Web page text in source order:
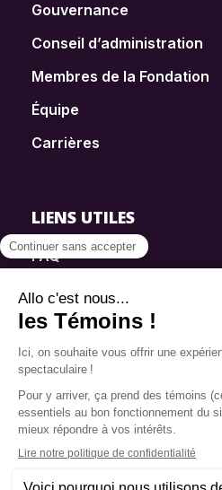
Gouvernance
Conseil d’administration
Membres de la Fondation
Équipe
Carrières
LIENS UTILES
FAQ
SmartSimple
Dons
Contact
Info source
Politique de confidentialité